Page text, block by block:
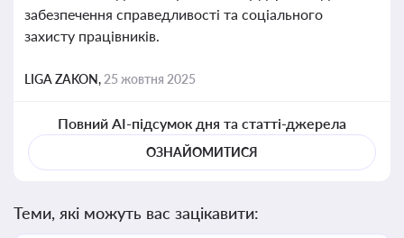
забезпечення справедливості та соціального
захисту працівників.
LIGA ZAKON, 25 жовтня 2025
Повний AI-підсумок дня та статті-джерела
ОЗНАЙОМИТИСЯ
Теми, які можуть вас зацікавити: